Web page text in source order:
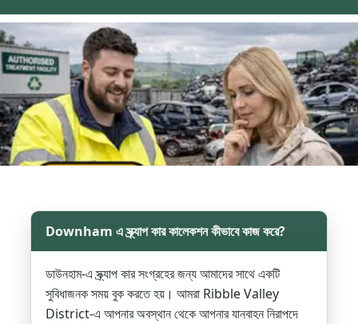
Downham এ স্ক্র্যাপ কার কালেকশন কীভাবে কাজ করে?
ডাউনহাম-এ স্ক্র্যাপ কার সংগ্রহের জন্য আমাদের সাথে একটি
সুবিধাজনক সময় বুক করতে হয়। আমরা Ribble Valley
District-এ আপনার অবস্থান থেকে আপনার যানবাহন নিরাপদে